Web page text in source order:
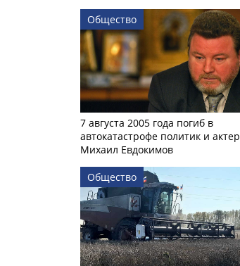
Общество
7 августа 2005 года погиб в
автокатастрофе политик и актер
Михаил Евдокимов
Общество